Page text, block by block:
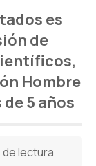
es
de
Hombre
5 años
de lectura